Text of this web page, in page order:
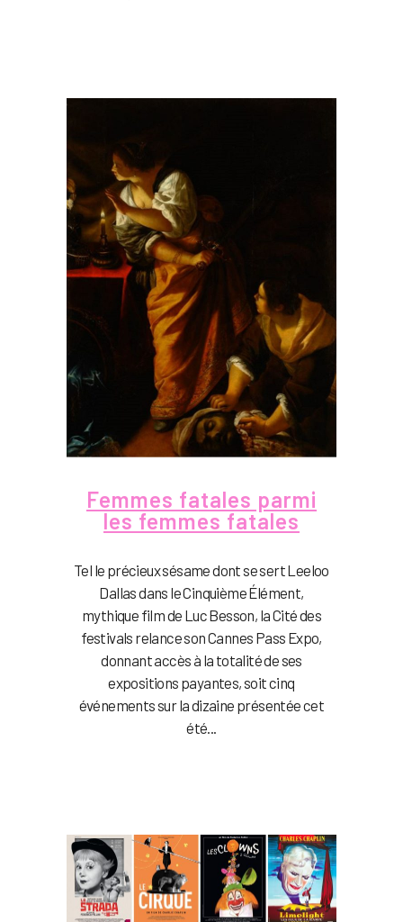
Femmes fatales parmi
les femmes fatales
Tel le précieux sésame dont se sert Leeloo
Dallas dans le Cinquième Élément,
mythique film de Luc Besson, la Cité des
festivals relance son Cannes Pass Expo,
donnant accès à la totalité de ses
expositions payantes, soit cinq
événements sur la dizaine présentée cet
été...